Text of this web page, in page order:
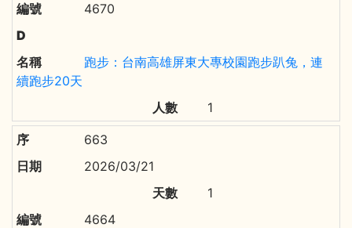
4670
跑步：台南高雄屏東大專校園跑步趴兔，連
續跑步20天
1
663
2026/03/21
1
4664